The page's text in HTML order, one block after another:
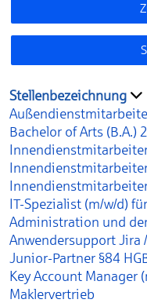
Stellenbezeichnung
Bachelor of Arts (B.A.)
IT-Spezialist (m/w/d)
Administration und
Anwendersupport Jira
Junior-Partner §84
Key Account Manager
Maklervertrieb